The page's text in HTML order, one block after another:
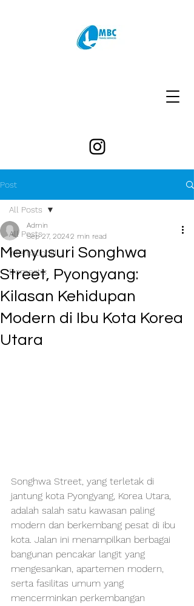
Post
All Posts
International
Domestic
All Posts
Menyusuri Songhwa
Street, Pyongyang:
Kilasan Kehidupan
Modern di Ibu Kota Korea
Utara
Admin
Sep 27, 20242 min read
Songhwa Street, yang terletak di
jantung kota Pyongyang, Korea Utara,
adalah salah satu kawasan paling
modern dan berkembang pesat di ibu
kota. Jalan ini menampilkan berbagai
bangunan pencakar langit yang
mengesankan, apartemen modern,
serta fasilitas umum yang
mencerminkan perkembangan